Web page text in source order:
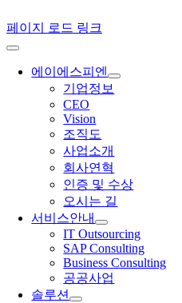
페이지 로드 링크
에이에스피엔
기업정보
CEO
Vision
조직도
사업소개
회사연혁
인증 및 수상
오시는 길
서비스안내
IT Outsourcing
SAP Consulting
Business Consulting
공공사업
솔루션